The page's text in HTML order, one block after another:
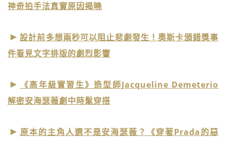
神奇拍手法真實原因揭曉
設計前多想兩秒可以阻止悲劇發生！奧斯卡頒錯獎事
件看見文字排版的劇烈影響
《高年級實習生》造型師Jacqueline Demeterio
解密安海瑟薇劇中時髦穿搭
原本的主角人選不是安海瑟薇？《穿著Prada的惡